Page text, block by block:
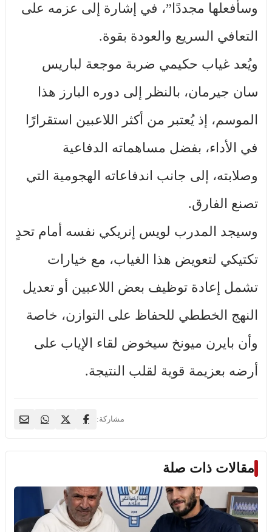
وسأفعلها مجددًا”، في إشارة إلى عزمه على
التعافي السريع والعودة بقوة.
ويُعد غياب حكيمي ضربة موجعة لباريس
سان جيرمان، بالنظر إلى دوره البارز هذا
الموسم، إذ يُعتبر من أكثر اللاعبين استقرارًا
في الأداء، بفضل مساهماته الدفاعية
وصلابته، إلى جانب اندفاعاته الهجومية التي
تصنع الفارق.
وسيجد المدرب لويس إنريكي نفسه أمام تحدٍ
تكتيكي لتعويض هذا الغياب، مع خيارات
تشمل إعادة توظيف بعض اللاعبين أو تعديل
النهج الخططي للحفاظ على التوازن، خاصة
وأن بايرن ميونخ سيخوض لقاء الإياب على
أرضه بعزيمة قوية لقلب النتيجة.
مشاركة:
مقالات ذات صلة